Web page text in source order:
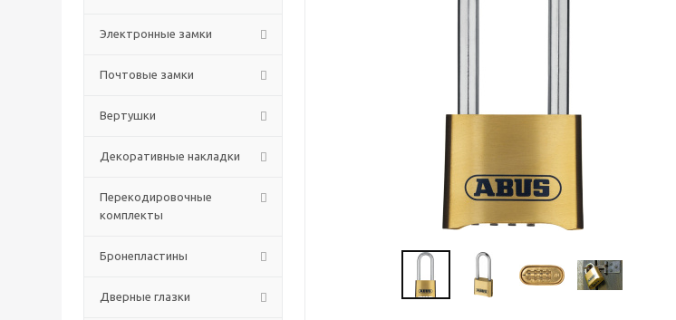
Электронные замки
Почтовые замки
Вертушки
Декоративные накладки
Перекодировочные
комплекты
Бронепластины
Дверные глазки